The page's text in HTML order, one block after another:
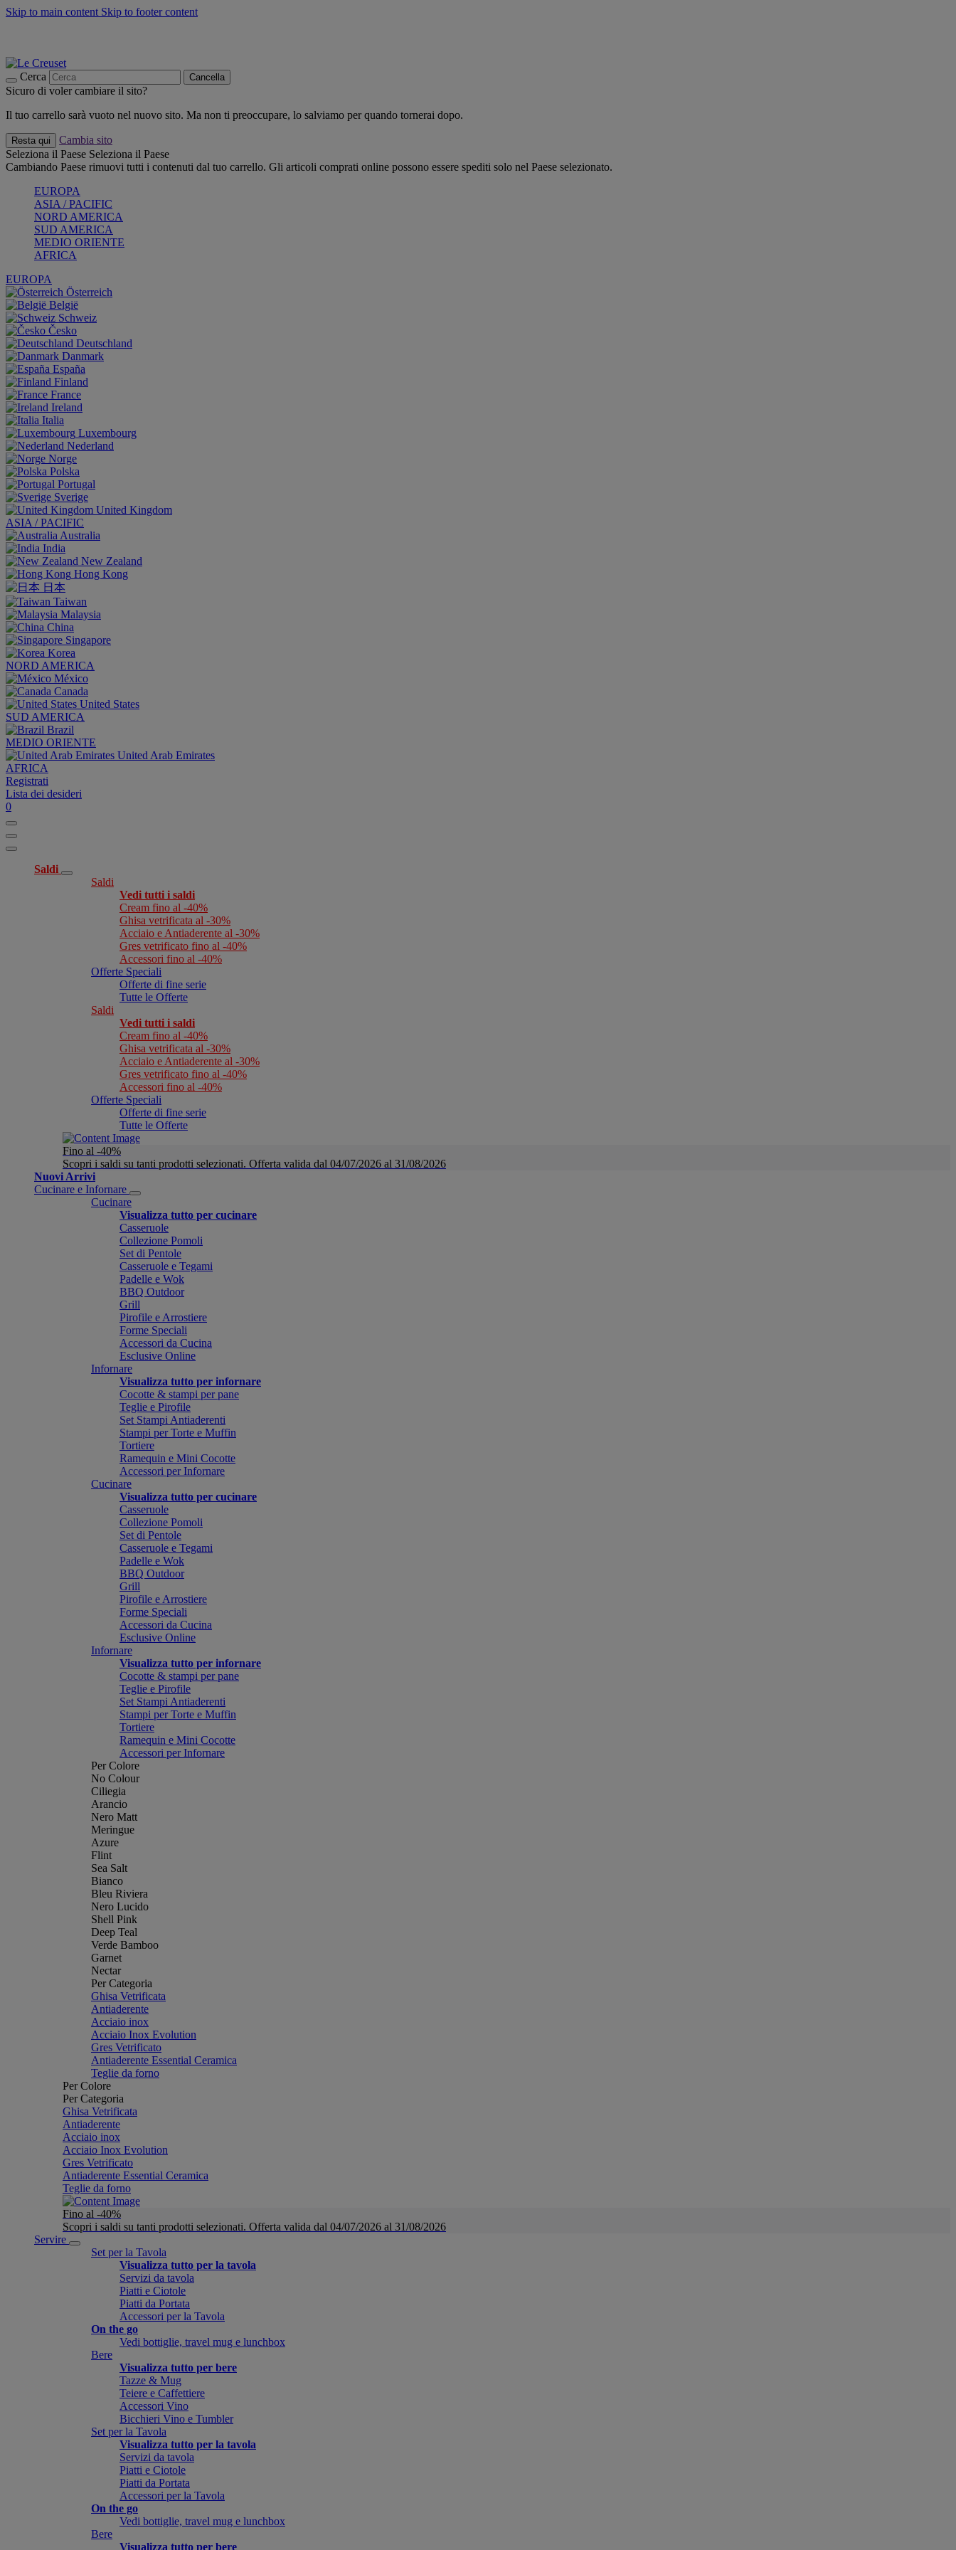
Skip to main content Skip to footer content
Cerca Cancella
Sicuro di voler cambiare il sito?
Il tuo carrello sarà vuoto nel nuovo sito. Ma non ti preoccupare, lo salviamo per quando tornerai dopo.
Resta qui
Cambia sito
Seleziona il Paese Seleziona il Paese
Cambiando Paese rimuovi tutti i contenuti dal tuo carrello. Gli articoli comprati online possono essere spediti solo nel Paese selezionato.
EUROPA
ASIA / PACIFIC
NORD AMERICA
SUD AMERICA
MEDIO ORIENTE
AFRICA
EUROPA
Österreich
België
Schweiz
Česko
Deutschland
Danmark
España
Finland
France
Ireland
Italia
Luxembourg
Nederland
Norge
Polska
Portugal
Sverige
United Kingdom
ASIA / PACIFIC
Australia
India
New Zealand
Hong Kong
日本
Taiwan
Malaysia
China
Singapore
Korea
NORD AMERICA
México
Canada
United States
SUD AMERICA
Brazil
MEDIO ORIENTE
United Arab Emirates
AFRICA
Registrati
Lista dei desideri
0
Saldi
Saldi
Vedi tutti i saldi
Cream fino al -40%
Ghisa vetrificata al -30%
Acciaio e Antiaderente al -30%
Gres vetrificato fino al -40%
Accessori fino al -40%
Offerte Speciali
Offerte di fine serie
Tutte le Offerte
Saldi
Vedi tutti i saldi
Cream fino al -40%
Ghisa vetrificata al -30%
Acciaio e Antiaderente al -30%
Gres vetrificato fino al -40%
Accessori fino al -40%
Offerte Speciali
Offerte di fine serie
Tutte le Offerte
Fino al -40%
Scopri i saldi su tanti prodotti selezionati. Offerta valida dal 04/07/2026 al 31/08/2026
Nuovi Arrivi
Cucinare e Infornare
Cucinare
Visualizza tutto per cucinare
Casseruole
Collezione Pomoli
Set di Pentole
Casseruole e Tegami
Padelle e Wok
BBQ Outdoor
Grill
Pirofile e Arrostiere
Forme Speciali
Accessori da Cucina
Esclusive Online
Infornare
Visualizza tutto per infornare
Cocotte & stampi per pane
Teglie e Pirofile
Set Stampi Antiaderenti
Stampi per Torte e Muffin
Tortiere
Ramequin e Mini Cocotte
Accessori per Infornare
Cucinare
Visualizza tutto per cucinare
Casseruole
Collezione Pomoli
Set di Pentole
Casseruole e Tegami
Padelle e Wok
BBQ Outdoor
Grill
Pirofile e Arrostiere
Forme Speciali
Accessori da Cucina
Esclusive Online
Infornare
Visualizza tutto per infornare
Cocotte & stampi per pane
Teglie e Pirofile
Set Stampi Antiaderenti
Stampi per Torte e Muffin
Tortiere
Ramequin e Mini Cocotte
Accessori per Infornare
Per Colore
No Colour
Ciliegia
Arancio
Nero Matt
Meringue
Azure
Flint
Sea Salt
Bianco
Bleu Riviera
Nero Lucido
Shell Pink
Deep Teal
Verde Bamboo
Garnet
Nectar
Per Categoria
Ghisa Vetrificata
Antiaderente
Acciaio inox
Acciaio Inox Evolution
Gres Vetrificato
Antiaderente Essential Ceramica
Teglie da forno
Per Colore
Per Categoria
Ghisa Vetrificata
Antiaderente
Acciaio inox
Acciaio Inox Evolution
Gres Vetrificato
Antiaderente Essential Ceramica
Teglie da forno
Fino al -40%
Scopri i saldi su tanti prodotti selezionati. Offerta valida dal 04/07/2026 al 31/08/2026
Servire
Set per la Tavola
Visualizza tutto per la tavola
Servizi da tavola
Piatti e Ciotole
Piatti da Portata
Accessori per la Tavola
On the go
Vedi bottiglie, travel mug e lunchbox
Bere
Visualizza tutto per bere
Tazze & Mug
Teiere e Caffettiere
Accessori Vino
Bicchieri Vino e Tumbler
Set per la Tavola
Visualizza tutto per la tavola
Servizi da tavola
Piatti e Ciotole
Piatti da Portata
Accessori per la Tavola
On the go
Vedi bottiglie, travel mug e lunchbox
Bere
Visualizza tutto per bere